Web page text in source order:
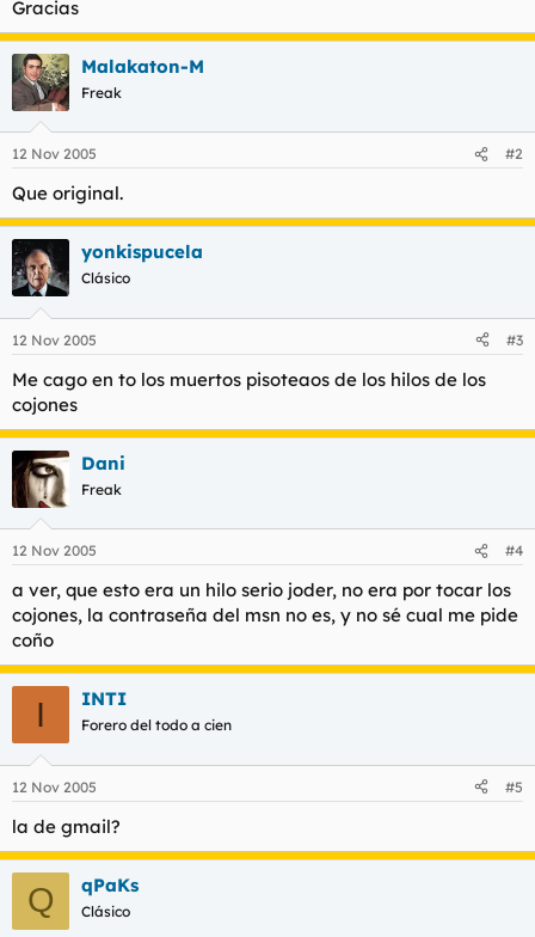
t
a
Gracias
Malakaton-M
Freak
12 Nov 2005 #2
Que original.
yonkispucela
Clásico
12 Nov 2005 #3
Me cago en to los muertos pisoteaos de los hilos de los
cojones
Dani
Freak
12 Nov 2005 #4
a ver, que esto era un hilo serio joder, no era por tocar los
cojones, la contraseña del msn no es, y no sé cual me pide
coño
I INTI
Forero del todo a cien
12 Nov 2005 #5
la de gmail?
Q qPaKs
Clásico